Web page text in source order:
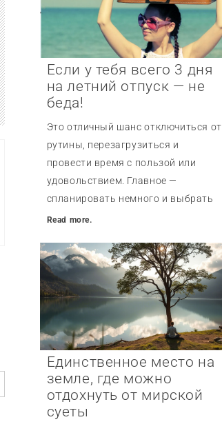
Если у тебя всего 3 дня
на летний отпуск — не
беда!
Это отличный шанс отключиться от
рутины, перезагрузиться и
провести время с пользой или
удовольствием. Главное —
спланировать немного и выбрать
Read more.
Единственное место на
земле, где можно
отдохнуть от мирской
суеты